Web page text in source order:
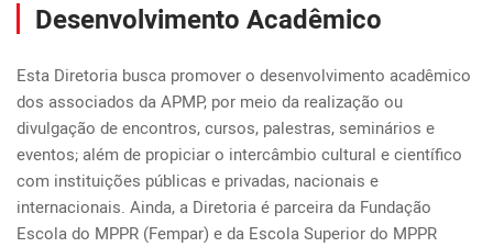
Desenvolvimento Acadêmico
Esta Diretoria busca promover o desenvolvimento acadêmico
dos associados da APMP, por meio da realização ou
divulgação de encontros, cursos, palestras, seminários e
eventos; além de propiciar o intercâmbio cultural e científico
com instituições públicas e privadas, nacionais e
internacionais. Ainda, a Diretoria é parceira da Fundação
Escola do MPPR (Fempar) e da Escola Superior do MPPR